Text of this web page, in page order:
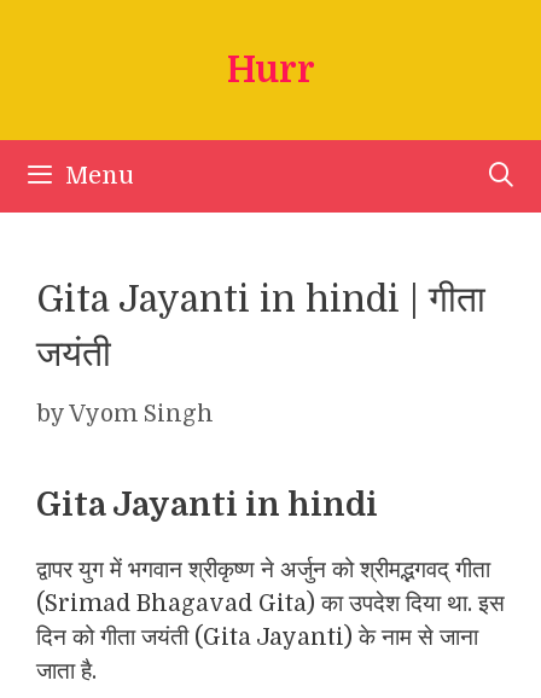
Hurr
Menu
Gita Jayanti in hindi | गीता
जयंती
byVyom Singh
Gita Jayanti in hindi
द्वापर युग में भगवान श्रीकृष्‍ण ने अर्जुन को श्रीमद्भगवद् गीता
(Srimad Bhagavad Gita) का उपदेश दिया था. इस
दिन को गीता जयंती (Gita Jayanti) के नाम से जाना
जाता है.